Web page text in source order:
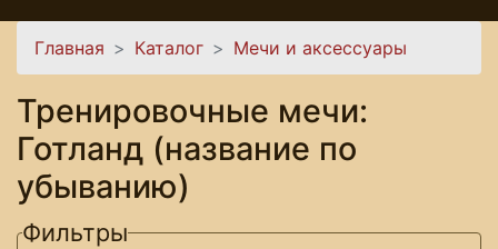
Вы здесь
Главная Каталог Мечи и аксессуары
Тренировочные мечи:
Готланд (название по
убыванию)
Фильтры